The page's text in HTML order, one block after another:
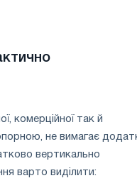
комерційної так й
не вимагає
вертикально
варто виділити: